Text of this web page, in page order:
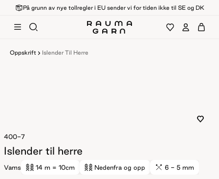
På grunn av nye tollregler i EU sender vi for tiden ikke til SE og DK
Oppskrift Islender Til Herre
400-7
Islender til herre
Vams 14 m = 10cm Nedenfra og opp 6 - 5 mm